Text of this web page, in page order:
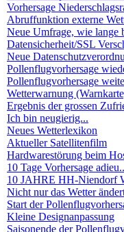
Vorhersage
Abruffunktion externe
Neue Umfrage, wie lange
Datensicherheit/SSL
Neue
Pollenflugvorhersage
Pollenflugvorhersage
Wetterwarnung
Ergebnis der grossen
Ich bin neugierig...
Neues Wetterlexikon
Aktueller Satellitenfilm
Hardwarestörung beim
10 Tage Vorhersage
10 JAHRE HH-Niendorf
Nicht nur das Wetter
Start der
Kleine Designanpassung
Saisonende der